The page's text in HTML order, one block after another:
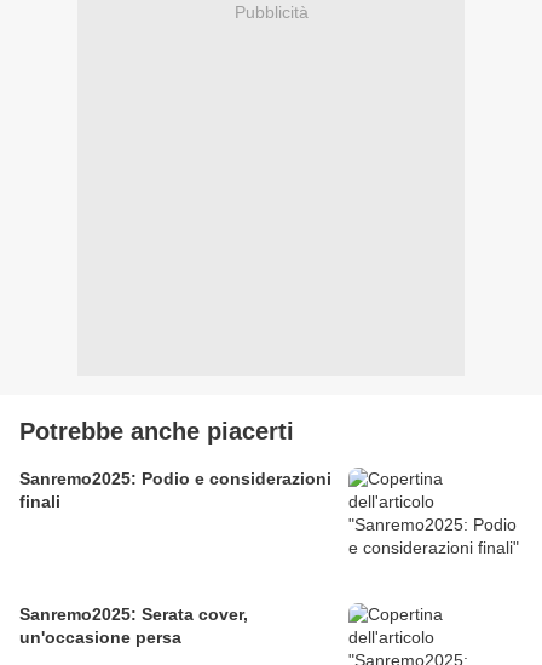
Pubblicità
Potrebbe anche piacerti
Sanremo2025: Podio e considerazioni
finali
Sanremo2025: Serata cover,
un'occasione persa